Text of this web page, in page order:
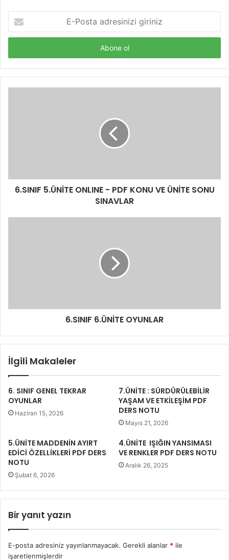
Posta
adresinizi
6.SINIF 5.ÜNİTE ONLINE - PDF KONU VE ÜNİTE SONU
SINAVLAR
6.SINIF 6.ÜNİTE OYUNLAR
İlgili Makaleler
6. SINIF GENEL TEKRAR
OYUNLAR
Haziran 15, 2026
7.ÜNİTE : SÜRDÜRÜLEBİLİR
YAŞAM VE ETKİLEŞİM PDF
DERS NOTU
Mayıs 21, 2026
5.ÜNİTE MADDENİN AYIRT
EDİCİ ÖZELLİKLERİ PDF DERS
NOTU
Şubat 6, 2026
4.ÜNİTE IŞIĞIN YANSIMASI
VE RENKLER PDF DERS NOTU
Aralık 26, 2025
Bir yanıt yazın
E-posta adresiniz yayınlanmayacak. Gerekli alanlar * ile
işaretlenmişlerdir